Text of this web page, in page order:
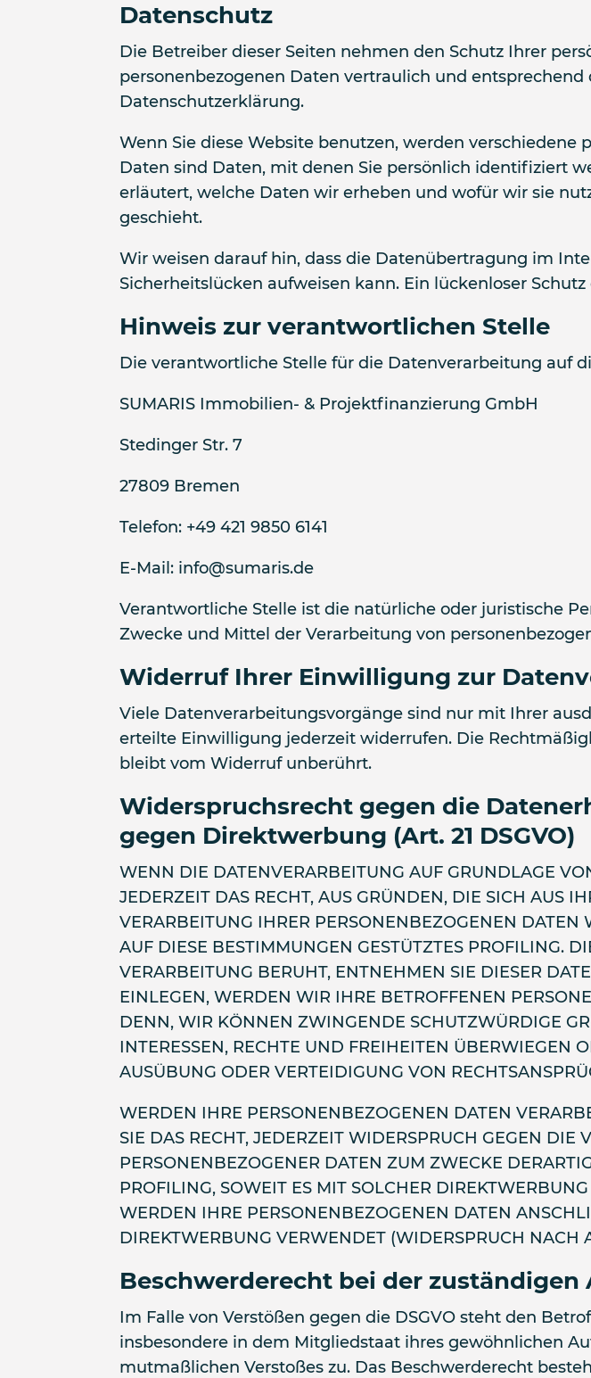
Datenschutz
Die Betreiber dieser Seiten nehmen den Schutz Ihrer
personenbezogenen Daten vertraulich und
Datenschutzerklärung.
Wenn Sie diese Website benutzen, werden
Daten sind Daten, mit denen Sie persönlich identifiziert
erläutert, welche Daten wir erheben und wofür wir sie
geschieht.
Wir weisen darauf hin, dass die Datenübertragung im
Sicherheitslücken aufweisen kann. Ein lückenloser
Hinweis zur verantwortlichen Stelle
Die verantwortliche Stelle für die Datenverarbeitung auf
SUMARIS Immobilien- & Projektfinanzierung GmbH
Stedinger Str. 7
27809 Bremen
Telefon: +49 421 9850 6141
E-Mail: info@sumaris.de
Verantwortliche Stelle ist die natürliche oder juristische
Zwecke und Mittel der Verarbeitung von
Widerruf Ihrer Einwilligung zur
Viele Datenverarbeitungsvorgänge sind nur mit Ihrer
erteilte Einwilligung jederzeit widerrufen. Die
bleibt vom Widerruf unberührt.
Widerspruchsrecht gegen die
gegen Direktwerbung (Art. 21 DSGVO)
WENN DIE DATENVERARBEITUNG AUF GRUNDLAGE
JEDERZEIT DAS RECHT, AUS GRÜNDEN, DIE SICH AUS
VERARBEITUNG IHRER PERSONENBEZOGENEN
AUF DIESE BESTIMMUNGEN GESTÜTZTES PROFILING.
VERARBEITUNG BERUHT, ENTNEHMEN SIE DIESER
EINLEGEN, WERDEN WIR IHRE BETROFFENEN
DENN, WIR KÖNNEN ZWINGENDE SCHUTZWÜRDIGE
INTERESSEN, RECHTE UND FREIHEITEN ÜBERWIEGEN
AUSÜBUNG ODER VERTEIDIGUNG VON
WERDEN IHRE PERSONENBEZOGENEN DATEN
SIE DAS RECHT, JEDERZEIT WIDERSPRUCH GEGEN DIE
PERSONENBEZOGENER DATEN ZUM ZWECKE
PROFILING, SOWEIT ES MIT SOLCHER
WERDEN IHRE PERSONENBEZOGENEN DATEN
DIREKTWERBUNG VERWENDET (WIDERSPRUCH NACH
Beschwerde­recht bei der
Im Falle von Verstößen gegen die DSGVO steht den
insbesondere in dem Mitgliedstaat ihres gewöhnlichen
mutmaßlichen Verstoßes zu. Das Beschwerderecht